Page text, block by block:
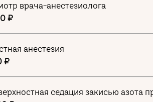
врача-анестезиолога
₽
анестезия
₽
седация закисью азота